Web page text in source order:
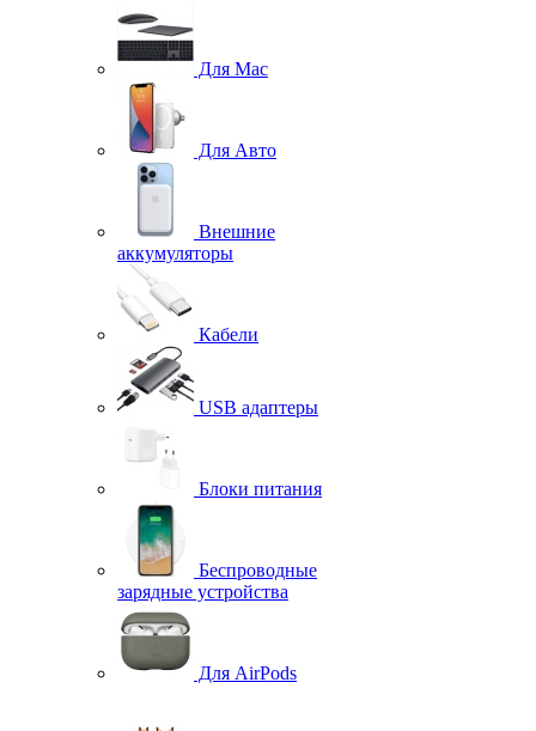
Для Mac
Для Авто
Внешние
аккумуляторы
Кабели
USB адаптеры
Блоки питания
Беспроводные
зарядные устройства
Для AirPods